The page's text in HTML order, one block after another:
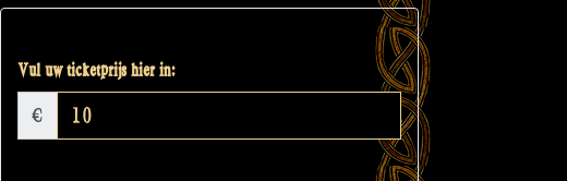
Vul uw ticketprijs hier in:
€